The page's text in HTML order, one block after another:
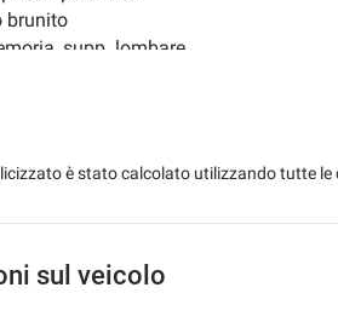
Vivavoce
brunito
supp. lombare
e post.
è stato calcolato utilizzando tutte
sul veicolo